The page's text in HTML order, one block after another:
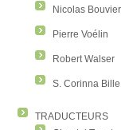
Nicolas Bouvier
Pierre Voélin
Robert Walser
S. Corinna Bille
TRADUCTEURS